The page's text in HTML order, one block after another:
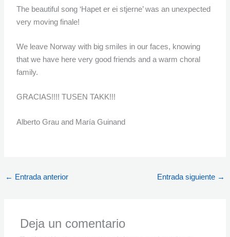
The beautiful song ‘Hapet er ei stjerne’ was an unexpected
very moving finale!
We leave Norway with big smiles in our faces, knowing
that we have here very good friends and a warm choral
family.
GRACIAS!!!! TUSEN TAKK!!!
Alberto Grau and María Guinand
← Entrada anterior Entrada siguiente →
Deja un comentario